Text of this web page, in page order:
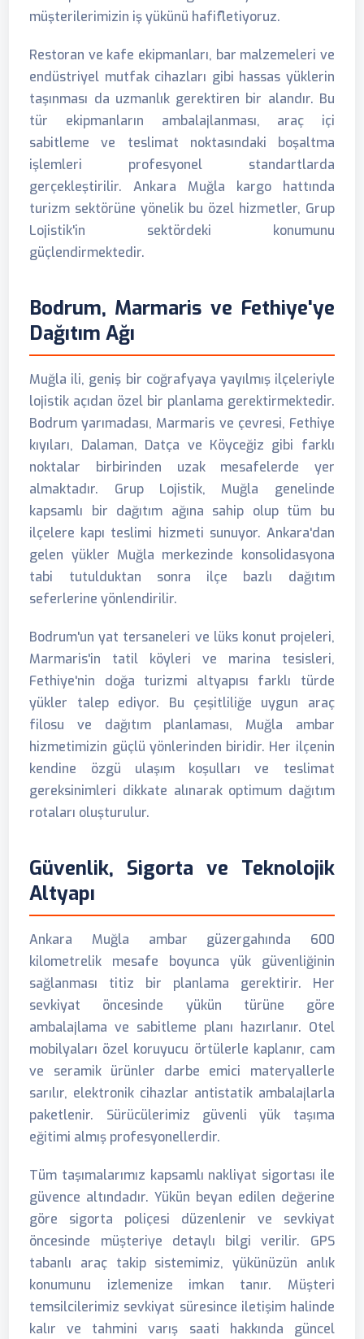
müşterilerimizin iş yükünü hafifletiyoruz.
Restoran ve kafe ekipmanları, bar malzemeleri ve
endüstriyel mutfak cihazları gibi hassas yüklerin
taşınması da uzmanlık gerektiren bir alandır. Bu
tür ekipmanların ambalajlanması, araç içi
sabitleme ve teslimat noktasındaki boşaltma
işlemleri profesyonel standartlarda
gerçekleştirilir. Ankara Muğla kargo hattında
turizm sektörüne yönelik bu özel hizmetler, Grup
Lojistik'in sektördeki konumunu
güçlendirmektedir.
Bodrum, Marmaris ve Fethiye'ye
Dağıtım Ağı
Muğla ili, geniş bir coğrafyaya yayılmış ilçeleriyle
lojistik açıdan özel bir planlama gerektirmektedir.
Bodrum yarımadası, Marmaris ve çevresi, Fethiye
kıyıları, Dalaman, Datça ve Köyceğiz gibi farklı
noktalar birbirinden uzak mesafelerde yer
almaktadır. Grup Lojistik, Muğla genelinde
kapsamlı bir dağıtım ağına sahip olup tüm bu
ilçelere kapı teslimi hizmeti sunuyor. Ankara'dan
gelen yükler Muğla merkezinde konsolidasyona
tabi tutulduktan sonra ilçe bazlı dağıtım
seferlerine yönlendirilir.
Bodrum'un yat tersaneleri ve lüks konut projeleri,
Marmaris'in tatil köyleri ve marina tesisleri,
Fethiye'nin doğa turizmi altyapısı farklı türde
yükler talep ediyor. Bu çeşitliliğe uygun araç
filosu ve dağıtım planlaması, Muğla ambar
hizmetimizin güçlü yönlerinden biridir. Her ilçenin
kendine özgü ulaşım koşulları ve teslimat
gereksinimleri dikkate alınarak optimum dağıtım
rotaları oluşturulur.
Güvenlik, Sigorta ve Teknolojik
Altyapı
Ankara Muğla ambar güzergahında 600
kilometrelik mesafe boyunca yük güvenliğinin
sağlanması titiz bir planlama gerektirir. Her
sevkiyat öncesinde yükün türüne göre
ambalajlama ve sabitleme planı hazırlanır. Otel
mobilyaları özel koruyucu örtülerle kaplanır, cam
ve seramik ürünler darbe emici materyallerle
sarılır, elektronik cihazlar antistatik ambalajlarla
paketlenir. Sürücülerimiz güvenli yük taşıma
eğitimi almış profesyonellerdir.
Tüm taşımalarımız kapsamlı nakliyat sigortası ile
güvence altındadır. Yükün beyan edilen değerine
göre sigorta poliçesi düzenlenir ve sevkiyat
öncesinde müşteriye detaylı bilgi verilir. GPS
tabanlı araç takip sistemimiz, yükünüzün anlık
konumunu izlemenize imkan tanır. Müşteri
temsilcilerimiz sevkiyat süresince iletişim halinde
kalır ve tahmini varış saati hakkında güncel